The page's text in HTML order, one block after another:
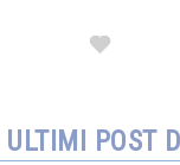
ULTIMI POST